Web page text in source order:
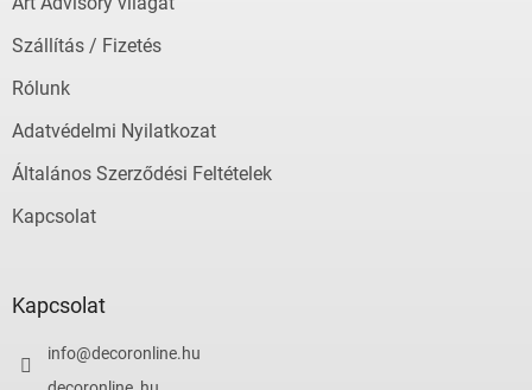
Szállítás / Fizetés
Rólunk
Adatvédelmi Nyilatkozat
Általános Szerződési Feltételek
Kapcsolat
Kapcsolat
info@decoronline.hu